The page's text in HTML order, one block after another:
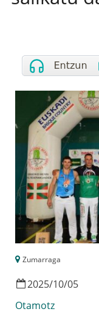
Zumarraga
2025/10/05
Otamotz